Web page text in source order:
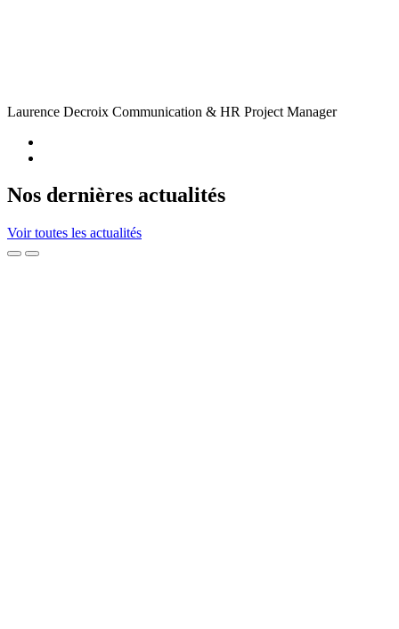
Laurence Decroix Communication & HR Project Manager
Nos dernières actualités
Voir toutes les actualités